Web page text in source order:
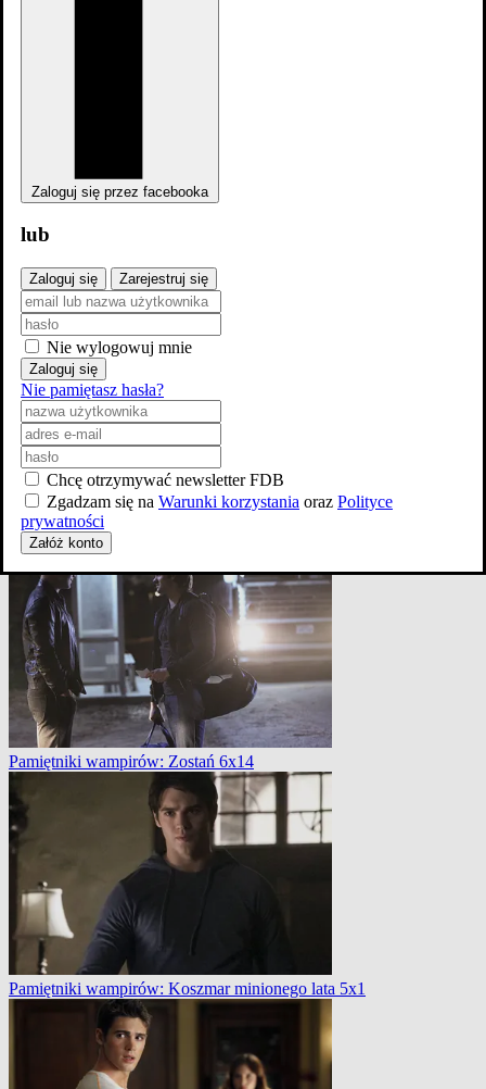
Pamiętniki wampirów: Witaj w raju 6x3
Pamiętniki wampirów: Koszmar minionego lata 5x1
Pamiętniki wampirów: Zostań 6x14
Pamiętniki wampirów: Koszmar minionego lata 5x1
Zaloguj się przez facebooka
lub
Zaloguj się Zarejestruj się
Nie wylogowuj mnie
Zaloguj się
Nie pamiętasz hasła?
Chcę otrzymywać newsletter FDB
Zgadzam się na Warunki korzystania oraz Polityce
prywatności
Załóż konto